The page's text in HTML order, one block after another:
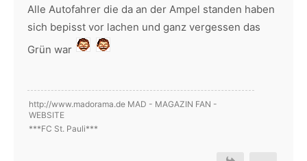
Alle Autofahrer die da an der Ampel standen haben
sich bepisst vor lachen und ganz vergessen das
Grün war
http://www.madorama.de MAD - MAGAZIN FAN -
WEBSITE
***FC St. Pauli***